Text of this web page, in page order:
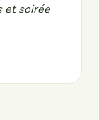
et soirée